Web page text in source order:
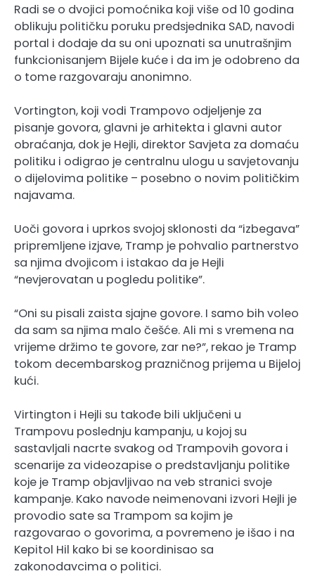
Radi se o dvojici pomoćnika koji više od 10 godina
oblikuju političku poruku predsjednika SAD, navodi
portal i dodaje da su oni upoznati sa unutrašnjim
funkcionisanjem Bijele kuće i da im je odobreno da
o tome razgovaraju anonimno.
Vortington, koji vodi Trampovo odjeljenje za
pisanje govora, glavni je arhitekta i glavni autor
obraćanja, dok je Hejli, direktor Savjeta za domaću
politiku i odigrao je centralnu ulogu u savjetovanju
o dijelovima politike – posebno o novim političkim
najavama.
Uoči govora i uprkos svojoj sklonosti da “izbegava”
pripremljene izjave, Tramp je pohvalio partnerstvo
sa njima dvojicom i istakao da je Hejli
“nevjerovatan u pogledu politike”.
“Oni su pisali zaista sjajne govore. I samo bih voleo
da sam sa njima malo češće. Ali mi s vremena na
vrijeme držimo te govore, zar ne?”, rekao je Tramp
tokom decembarskog prazničnog prijema u Bijeloj
kući.
Virtington i Hejli su takođe bili uključeni u
Trampovu poslednju kampanju, u kojoj su
sastavljali nacrte svakog od Trampovih govora i
scenarije za videozapise o predstavljanju politike
koje je Tramp objavljivao na veb stranici svoje
kampanje. Kako navode neimenovani izvori Hejli je
provodio sate sa Trampom sa kojim je
razgovarao o govorima, a povremeno je išao i na
Kepitol Hil kako bi se koordinisao sa
zakonodavcima o politici.